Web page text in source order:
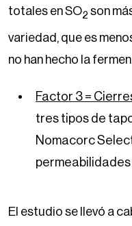
totales en SO2 son
variedad, que es
no han hecho la
Factor 3 =
tres tipos de
Nomacorc
permeabilidades
El estudio se llevó a